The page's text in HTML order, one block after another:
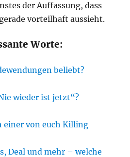
der Auffassung, dass
vorteilhaft aussieht.
Worte:
beliebt?
wieder ist jetzt“?
einer von euch Killing
Deal und mehr – welche